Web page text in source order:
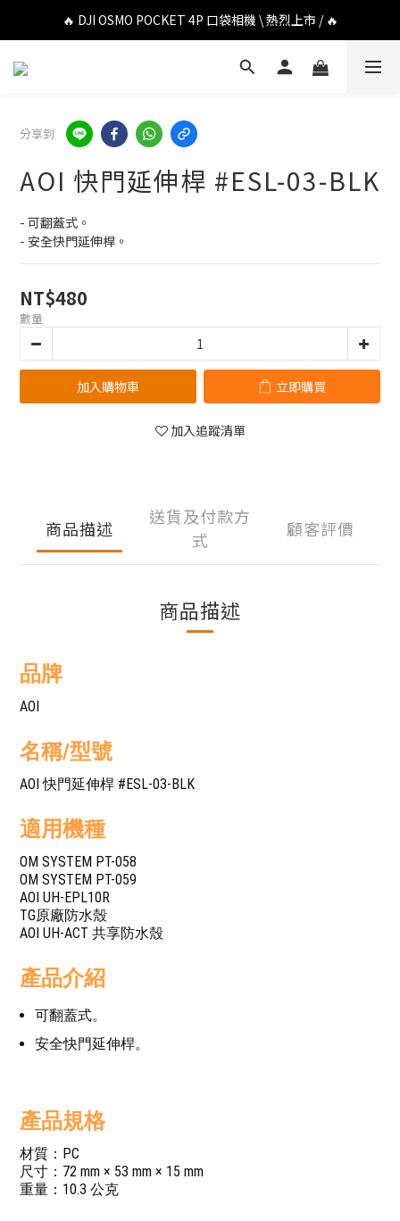
🔥 DJI OSMO POCKET 4P 口袋相機 \ 熱烈上市 / 🔥
🔥 DJI OSMO POCKET 4P 口袋相機 \ 熱烈上市 / 🔥
🔥 Insta360 Luna Ultra 雲台相機 \ 熱烈上市 / 🔥
🔥 DJI OSMO POCKET 4P 口袋相機 \ 熱烈上市 / 🔥
分享到
AOI 快門延伸桿 #ESL-03-BLK
- 可翻蓋式。
- 安全快門延伸桿。
NT$480
數量
加入購物車 立即購買
加入追蹤清單
商品描述
送貨及付款方
式
顧客評價
商品描述
品牌
AOI
名稱/型號
AOI 快門延伸桿 #ESL-03-BLK
適用機種
OM SYSTEM PT-058
OM SYSTEM PT-059
AOI UH-EPL10R
TG原廠防水殼
AOI UH-ACT 共享防水殼
產品介紹
可翻蓋式。
安全快門延伸桿。
產品規格
材質：PC
尺寸：72 mm × 53 mm × 15 mm
重量：10.3 公克